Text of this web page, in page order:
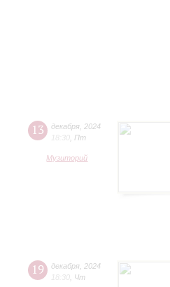
13 декабря 2024
18:30 Пт
Музиторий
19 декабря 2024
18:30 Чт